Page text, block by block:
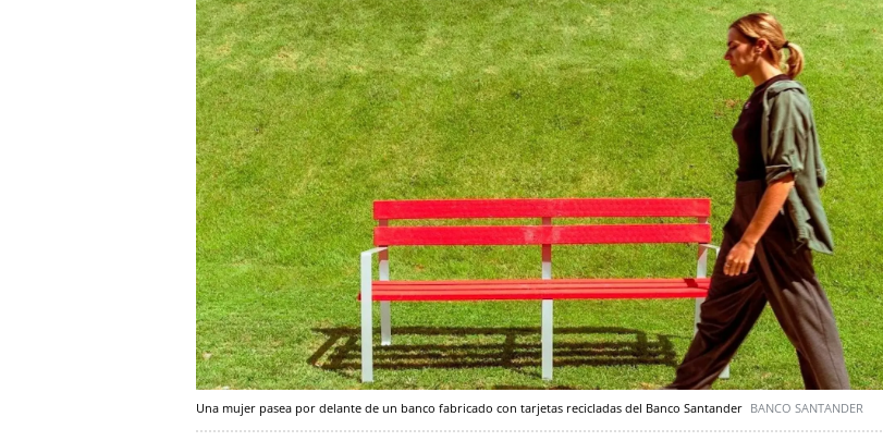
Una mujer pasea por delante de un banco fabricado con tarjetas recicladas del Banco Santander BANCO SANTANDER